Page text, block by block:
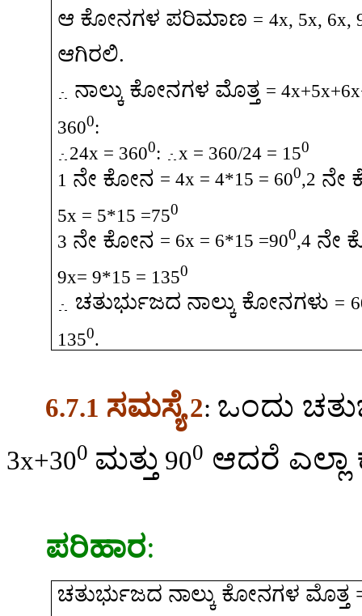
ಆ ಕೋನಗಳ ಪರಿಮಾಣ = 4x, 5x, 6x,
ಆಗಿರಲಿ.
ನಾಲ್ಕು ಕೋನಗಳ ಮೊತ್ತ =
3600:
24x = 3600: x = 360/24 = 150
1 ನೇ ಕೋನ = 4x = 4*15 = 600,2 ನೇ
5x = 5*15 =750
3 ನೇ ಕೋನ = 6x = 6*15 =900,4 ನೇ
9x= 9*15 = 1350
ಚತುರ್ಭುಜದ ನಾಲ್ಕು ಕೋನಗಳು =
1350.
6.7.1 ಸಮಸ್ಯೆ 2: ಒಂದು
3x+300 ಮತ್ತು 900 ಆದರೆ ಎಲ್ಲಾ
ಪರಿಹಾರ:
ಚತುರ್ಭುಜದ ನಾಲ್ಕು ಕೋನಗಳ ಮೊತ್ತ